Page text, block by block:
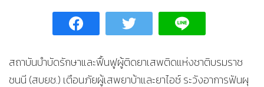
สถาบันบำบัดรักษาและฟื้นฟูผู้ติดยาเสพติดแห่งชาติบรมราช
ชนนี (สบยช.) เตือนภัยผู้เสพยาบ้าและยาไอซ์ ระวังอาการฟันผุ